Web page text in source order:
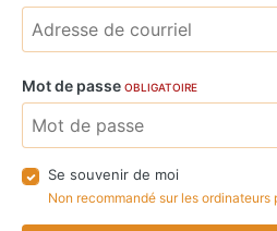
Mot de passe OBLIGATOIRE
Se souvenir de moi
Non recommandé sur les ordinateurs